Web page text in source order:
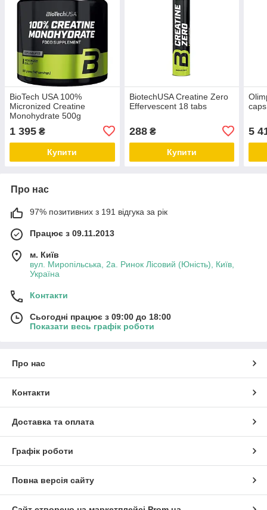
BioTech USA 100%
Micronized Creatine
Monohydrate 500g
1 395 ₴
Купити
BiotechUSA Creatine Zero
Effervescent 18 tabs
288₴
Купити
5
Про нас
97% позитивних з 191 відгука за рік
Працює з 09.11.2013
м. Київ
вул. Миропільська, 2а. Ринок Лісовий (Юність), Київ,
Україна
Контакти
Сьогодні працює з 09:00 до 18:00
Показати весь графік роботи
Про нас
Контакти
Доставка та оплата
Графік роботи
Повна версія сайту